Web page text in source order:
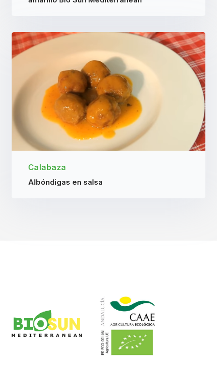
Calabaza
Albóndigas en salsa